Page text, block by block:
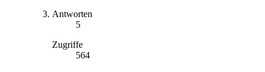
Antworten
5
Zugriffe
564